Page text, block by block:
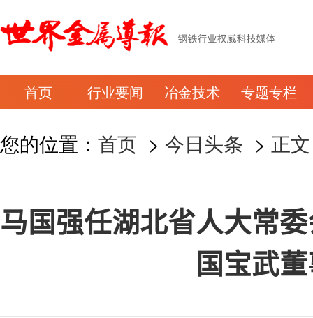
首页 行业要闻 冶金技术 专题专栏
您的位置： 首页 > 今日头条 > 正文
马国强任湖北省人大常
国宝武